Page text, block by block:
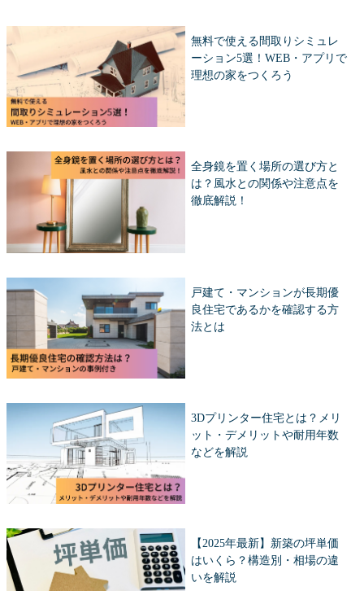
無料で使える間取りシミュレ
ーション5選！WEB・アプリで
理想の家をつくろう
全身鏡を置く場所の選び方と
は？風水との関係や注意点を
徹底解説！
戸建て・マンションが長期優
良住宅であるかを確認する方
法とは
3Dプリンター住宅とは？メリ
ット・デメリットや耐用年数
などを解説
【2025年最新】新築の坪単価
はいくら？構造別・相場の違
いを解説